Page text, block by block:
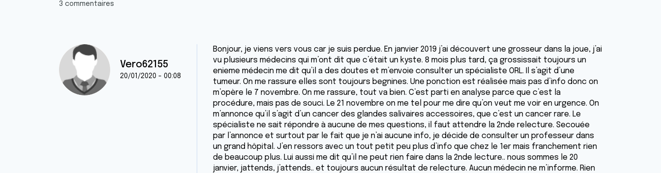
3 commentaires
Vero62155
20/01/2020 - 00:08
Bonjour, je viens vers vous car je suis perdue. En janvier 2019 j’ai découvert une grosseur dans la joue, j’ai
vu plusieurs médecins qui m’ont dit que c’était un kyste. 8 mois plus tard, ça grossissait toujours un
enieme médecin me dit qu’il a des doutes et m’envoie consulter un spécialiste ORL. Il s’agit d’une
tumeur. On me rassure elles sont toujours begnines. Une ponction est réalisée mais pas d’info donc on
m’opère le 7 novembre. On me rassure, tout va bien. C’est parti en analyse parce que c’est la
procédure, mais pas de souci. Le 21 novembre on me tel pour me dire qu’on veut me voir en urgence. On
m’annonce qu’il s’agit d’un cancer des glandes salivaires accessoires, que c’est un cancer rare. Le
spécialiste ne sait répondre à aucune de mes questions, il faut attendre la 2nde relecture. Secouée
par l’annonce et surtout par le fait que je n’ai aucune info, je décide de consulter un professeur dans
un grand hôpital. J’en ressors avec un tout petit peu plus d’info que chez le 1er mais franchement rien
de beaucoup plus. Lui aussi me dit qu’il ne peut rien faire dans la 2nde lecture.. nous sommes le 20
janvier, jattends, j’attends.. et toujours aucun résultat de relecture. Aucun médecin ne m’informe. Rien